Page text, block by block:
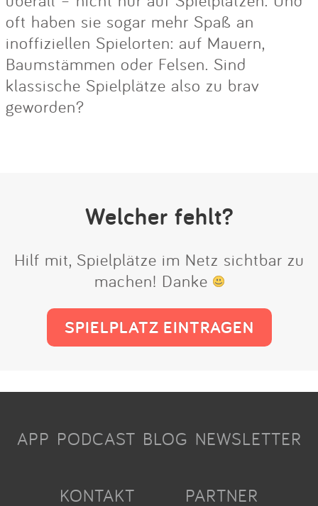
oft haben sie sogar mehr Spaß an
inoffiziellen Spielorten: auf Mauern,
Baumstämmen oder Felsen. Sind
klassische Spielplätze also zu brav
geworden?
Welcher fehlt?
Hilf mit, Spielplätze im Netz sichtbar zu
machen! Danke
SPIELPLATZ EINTRAGEN
APP PODCAST BLOG NEWSLETTER
KONTAKT PARTNER